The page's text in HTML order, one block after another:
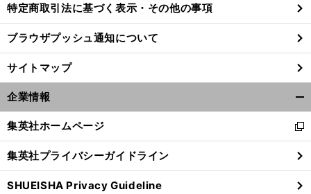
特定商取引法に基づく表示・その他の事項
ブラウザプッシュ通知について
サイトマップ
企業情報
閉
る
集英社ホームページ
新
し
い
ウ
ィ
集英社プライバシーガイドライン
SHUEISHA Privacy Guideline